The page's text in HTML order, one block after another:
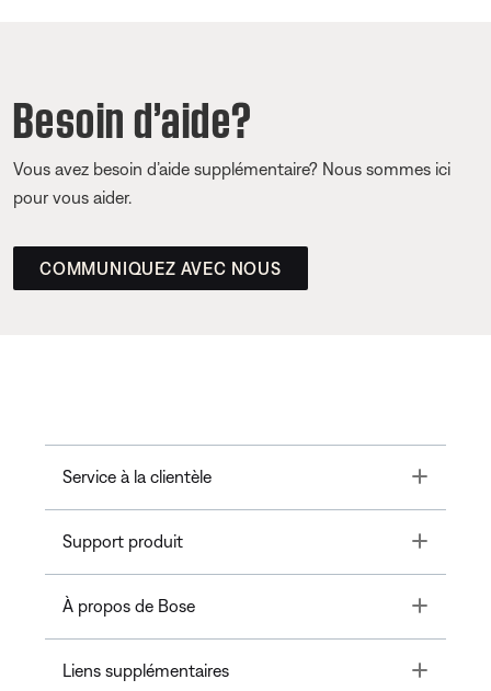
Besoin d’aide?
Vous avez besoin d’aide supplémentaire? Nous sommes ici
pour vous aider.
COMMUNIQUEZ AVEC NOUS
Service à la clientèle Toggle
Support produit Toggle
À propos de Bose Toggle
Liens supplémentaires Toggle